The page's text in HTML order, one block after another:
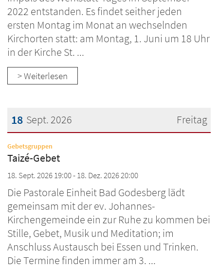
2022 entstanden. Es findet seither jeden
ersten Montag im Monat an wechselnden
Kirchorten statt: am Montag, 1. Juni um 18 Uhr
in der Kirche St. ...
> Weiterlesen
Freitag
18 Sept. 2026
Datum: 18. September 2026
Gebetsgruppen
Taizé-Gebet
18. Sept. 2026 19:00 - 18. Dez. 2026 20:00
Die Pastorale Einheit Bad Godesberg lädt
gemeinsam mit der ev. Johannes-
Kirchengemeinde ein zur Ruhe zu kommen bei
Stille, Gebet, Musik und Meditation; im
Anschluss Austausch bei Essen und Trinken.
Die Termine finden immer am 3. ...